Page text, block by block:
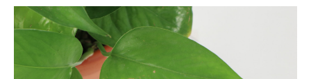
还要追肥，满足对肥水的需求。且定期换土换盆。如果是水培的，
需要注意水质，定期换水，还要在水里滴加营养液，保证养分足，
这样才可促使绿萝旺盛生长。